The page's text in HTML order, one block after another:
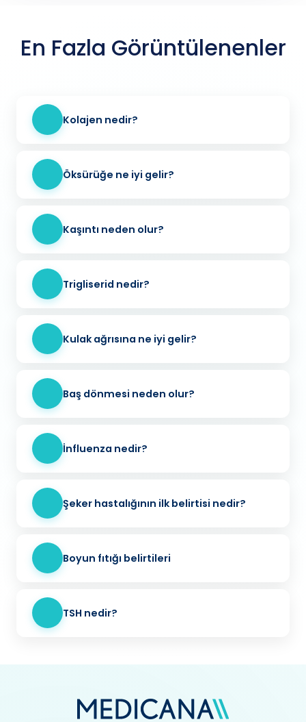
En Fazla Görüntülenenler
Kolajen nedir?
Öksürüğe ne iyi gelir?
Kaşıntı neden olur?
Trigliserid nedir?
Kulak ağrısına ne iyi gelir?
Baş dönmesi neden olur?
İnfluenza nedir?
Şeker hastalığının ilk belirtisi nedir?
Boyun fıtığı belirtileri
TSH nedir?